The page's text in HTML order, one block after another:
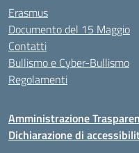
Erasmus
Documento del 15 Maggio
Contatti
Bullismo e Cyber-Bullismo
Regolamenti
Amministrazione
Dichiarazione di